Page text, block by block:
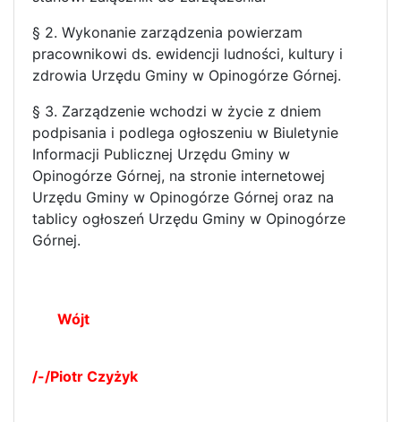
§ 2. Wykonanie zarządzenia powierzam
pracownikowi ds. ewidencji ludności, kultury i
zdrowia Urzędu Gminy w Opinogórze Górnej.
§ 3. Zarządzenie wchodzi w życie z dniem
podpisania i podlega ogłoszeniu w Biuletynie
Informacji Publicznej Urzędu Gminy w
Opinogórze Górnej, na stronie internetowej
Urzędu Gminy w Opinogórze Górnej oraz na
tablicy ogłoszeń Urzędu Gminy w Opinogórze
Górnej.
Wójt
/-/Piotr Czyżyk